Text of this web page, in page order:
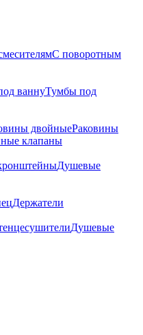
С поворотным
ваннуТумбы под
двойныеРаковины
клапаны
Душевые
Держатели
Душевые